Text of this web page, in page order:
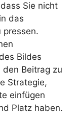
Sie nicht
das
pressen.
Bildes
Beitrag zu
Strategie,
einfügen
Platz haben.